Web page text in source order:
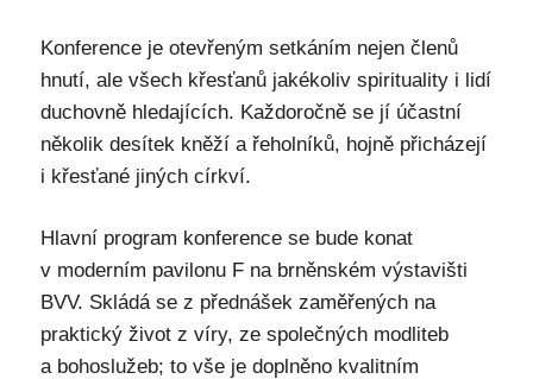
Konference je otevřeným setkáním nejen členů
hnutí, ale všech křesťanů jakékoliv spirituality i lidí
duchovně hledajících. Každoročně se jí účastní
několik desítek kněží a řeholníků, hojně přicházejí
i křesťané jiných církví.
Hlavní program konference se bude konat
v moderním pavilonu F na brněnském výstavišti
BVV. Skládá se z přednášek zaměřených na
praktický život z víry, ze společných modliteb
a bohoslužeb; to vše je doplněno kvalitním